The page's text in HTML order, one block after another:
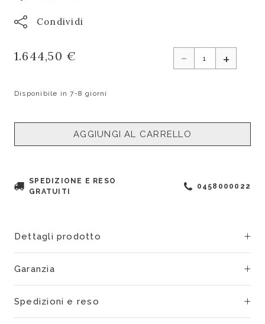
Condividi
1.644,50 € - +
Disponibile in 7-8 giorni
AGGIUNGI AL CARRELLO
SPEDIZIONE E RESO
GRATUITI
0458000022
Dettagli prodotto
Garanzia
Spedizioni e reso